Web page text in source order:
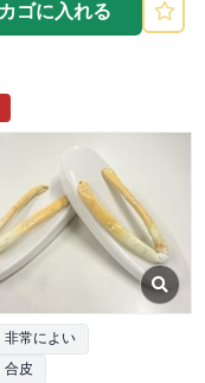
カゴに入れる
非常によい
合皮